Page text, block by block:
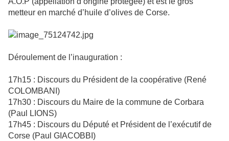
metteur en marché d’huile d’olives de Corse.
Déroulement de l’inauguration :
17h15 : Discours du Président de la coopérative (René
COLOMBANI)
17h30 : Discours du Maire de la commune de Corbara
(Paul LIONS)
17h45 : Discours du Député et Président de l’exécutif de
Corse (Paul GIACOBBI)